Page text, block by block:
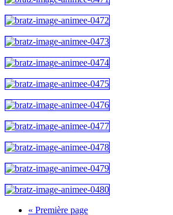
« Première page